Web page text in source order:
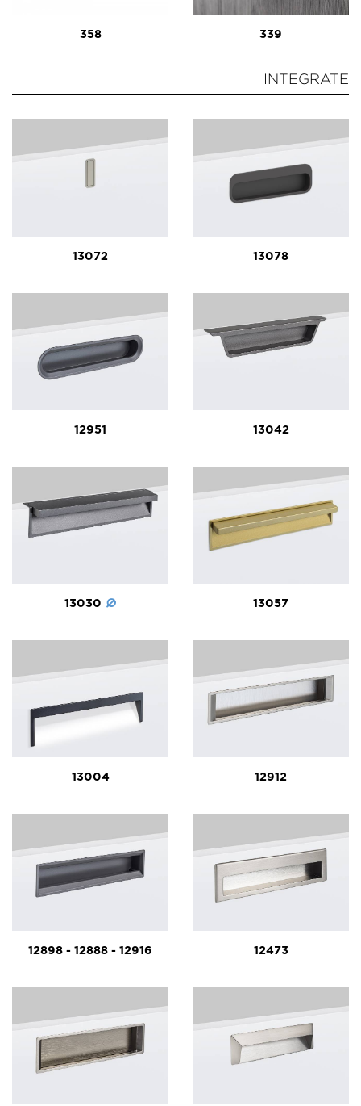
358 339
INTEGRATE
13072 13078
12951 13042
13030 13057
13004 12912
12898 - 12888 - 12916 12473